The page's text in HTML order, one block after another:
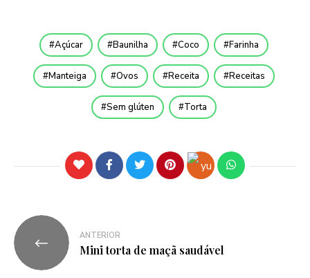
Açúcar Baunilha Coco Farinha
Manteiga Ovos Receita Receitas
Sem glúten Torta
ANTERIOR
Mini torta de maçã saudável